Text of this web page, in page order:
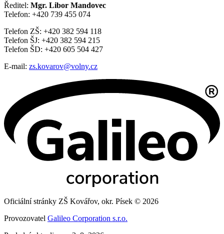
Ředitel: Mgr. Libor Mandovec
Telefon: +420 739 455 074
Telefon ZŠ: +420 382 594 118
Telefon ŠJ: +420 382 594 215
Telefon ŠD: +420 605 504 427
E-mail: zs.kovarov@volny.cz
Oficiální stránky ZŠ Kovářov, okr. Písek © 2026
Provozovatel Galileo Corporation s.r.o.